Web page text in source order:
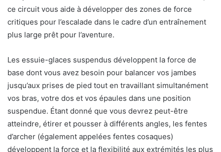
ce circuit vous aide à développer des zones de force
critiques pour l’escalade dans le cadre d’un entraînement
plus large prêt pour l’aventure.
Les essuie-glaces suspendus développent la force de
base dont vous avez besoin pour balancer vos jambes
jusqu’aux prises de pied tout en travaillant simultanément
vos bras, votre dos et vos épaules dans une position
suspendue. Étant donné que vous devrez peut-être
atteindre, étirer et pousser à différents angles, les fentes
d’archer (également appelées fentes cosaques)
développent la force et la flexibilité aux extrémités les plus